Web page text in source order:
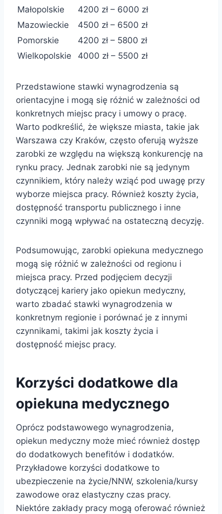
Małopolskie
4200 zł – 6000 zł
Mazowieckie
4500 zł – 6500 zł
Pomorskie
4200 zł – 5800 zł
Wielkopolskie
4000 zł – 5500 zł
Przedstawione stawki wynagrodzenia są
orientacyjne i mogą się różnić w zależności od
konkretnych miejsc pracy i umowy o pracę.
Warto podkreślić, że większe miasta, takie jak
Warszawa czy Kraków, często oferują wyższe
zarobki ze względu na większą konkurencję na
rynku pracy. Jednak zarobki nie są jedynym
czynnikiem, który należy wziąć pod uwagę przy
wyborze miejsca pracy. Również koszty życia,
dostępność transportu publicznego i inne
czynniki mogą wpływać na ostateczną decyzję.
Podsumowując, zarobki opiekuna medycznego
mogą się różnić w zależności od regionu i
miejsca pracy. Przed podjęciem decyzji
dotyczącej kariery jako opiekun medyczny,
warto zbadać stawki wynagrodzenia w
konkretnym regionie i porównać je z innymi
czynnikami, takimi jak koszty życia i
dostępność miejsc pracy.
Korzyści dodatkowe dla
opiekuna medycznego
Oprócz podstawowego wynagrodzenia,
opiekun medyczny może mieć również dostęp
do dodatkowych benefitów i dodatków.
Przykładowe korzyści dodatkowe to
ubezpieczenie na życie/NNW, szkolenia/kursy
zawodowe oraz elastyczny czas pracy.
Niektóre zakłady pracy mogą oferować również